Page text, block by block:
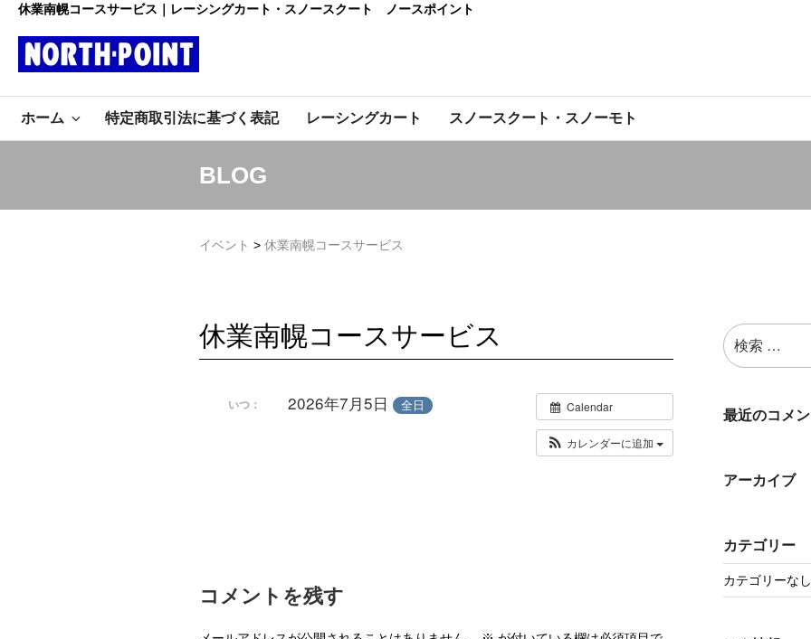
休業南幌コースサービス｜レーシングカート・スノースクート ノースポイント
レーシング
カート・スノ
ースクート
ノースポイ
ト・カートショップ
ホーム 特定商取引法に基づく表記 レーシングカート スノースクート・スノーモト
BLOG
イベント > 休業南幌コースサービス
休業南幌コースサービス
Calendar
カレンダーに追加
いつ： 2026年7月5日 全日
コメントを残す
検
索:
最近のコメン
アーカイブ
カテゴリー
カテゴリーなし